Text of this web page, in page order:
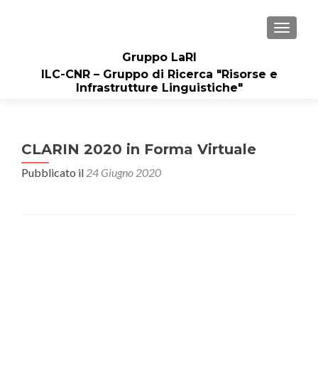
Gruppo LaRI
ILC-CNR – Gruppo di Ricerca "Risorse e
Infrastrutture Linguistiche"
CLARIN 2020 in Forma Virtuale
Pubblicato il 24 Giugno 2020